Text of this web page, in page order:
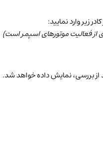
از فعالیت موتورهای اسپمر است)
بررسی، نمایش داده خواهد شد.